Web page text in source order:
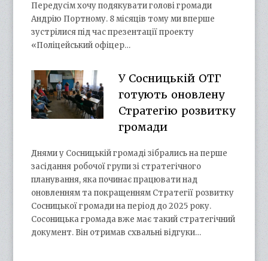
Передусім хочу подякувати голові громади
Андрію Портному. 8 місяців тому ми вперше
зустрілися під час презентації проекту
«Поліцейський офіцер…
У Сосницькій ОТГ
готують оновлену
Стратегію розвитку
громади
Днями у Сосницькій громаді зібрались на перше
засідання робочої групи зі стратегічного
планування, яка починає працювати над
оновленням та покращенням Стратегії розвитку
Сосницької громади на період до 2025 року.
Сосоницька громада вже має такий стратегічний
документ. Він отримав схвальні відгуки…